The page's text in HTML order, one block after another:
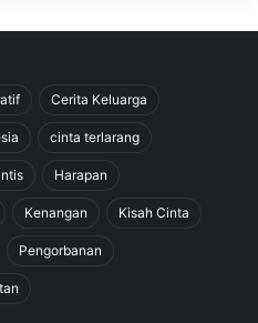
Cerita Keluarga
cinta terlarang
Harapan
Kenangan Kisah Cinta
Pengorbanan